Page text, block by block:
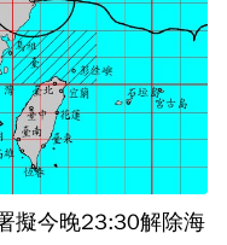
擬今晚23:30解除海